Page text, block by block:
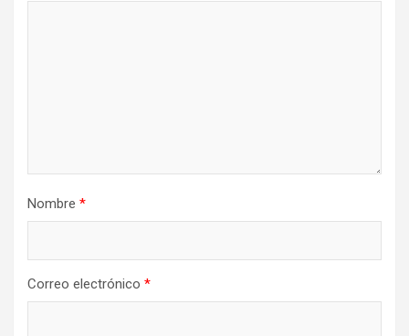
Nombre *
Correo electrónico *